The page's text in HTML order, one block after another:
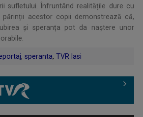
sufletului. Înfruntând realitățile dure cu
părinții acestor copii demonstrează că,
și speranța pot da naștere unor
, speranta, TVR Iasi